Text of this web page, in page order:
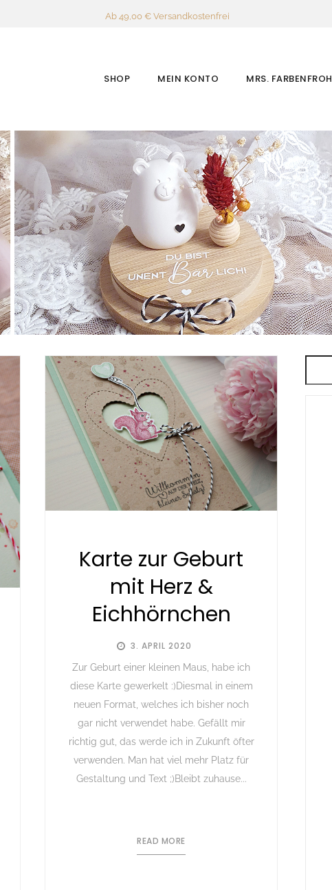
Ab 49,00 € Versandkostenfrei
SHOP MEIN KONTO MRS. FARBENFROH
3. APRIL 2020
Karte zur Geburt
mit Herz &
Eichhörnchen
Zur Geburt einer kleinen Maus, habe ich
diese Karte gewerkelt :)Diesmal in einem
neuen Format, welches ich bisher noch
gar nicht verwendet habe. Gefällt mir
richtig gut, das werde ich in Zukunft öfter
verwenden. Man hat viel mehr Platz für
Gestaltung und Text ;)Bleibt zuhause...
READ MORE